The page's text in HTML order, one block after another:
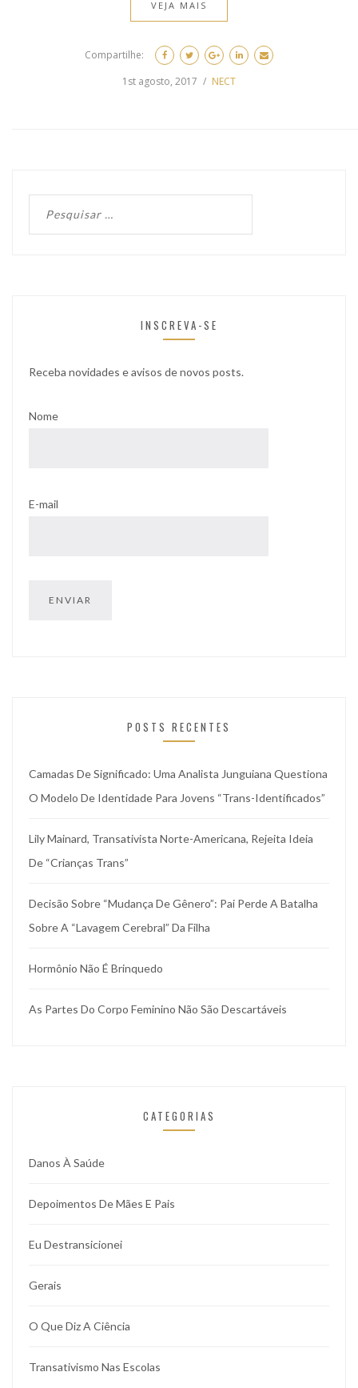
VEJA MAIS
Compartilhe:
1st agosto, 2017
NECT
INSCREVA-SE
Receba novidades e avisos de novos posts.
Nome
E-mail
POSTS RECENTES
Camadas De Significado: Uma Analista Junguiana Questiona
O Modelo De Identidade Para Jovens “trans-Identificados”
Lily Mainard, Transativista Norte-Americana, Rejeita Ideia
De “crianças Trans”
Decisão Sobre “mudança De Gênero”: Pai Perde A Batalha
Sobre A “lavagem Cerebral” Da Filha
Hormônio Não É Brinquedo
As Partes Do Corpo Feminino Não São Descartáveis
CATEGORIAS
Danos À Saúde
Depoimentos De Mães E Pais
Eu Destransicionei
Gerais
O Que Diz A Ciência
Transativismo Nas Escolas